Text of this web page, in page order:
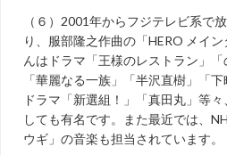
（６）2001年からフジテレビ系で
り、服部隆之作曲の「HERO メイ
んはドラマ「王様のレストラン」「
「華麗なる一族」「半沢直樹」「
ドラマ「新選組！」「真田丸」等
しても有名です。また最近では、
ウギ」の音楽も担当されています。